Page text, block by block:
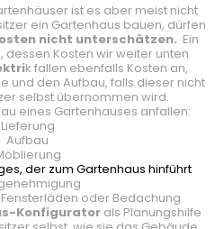
ist es aber meist nicht
ein Gartenhaus bauen, dürfen
nicht unterschätzen. Ein
dessen Kosten wir weiter unten
k fallen ebenfalls Kosten an,
und den Aufbau, falls dieser nicht
selbst übernommen wird.
eines Gartenhauses anfallen:
der zum Gartenhaus hinführt
oder Bedachung
Konfigurator als Planungshilfe